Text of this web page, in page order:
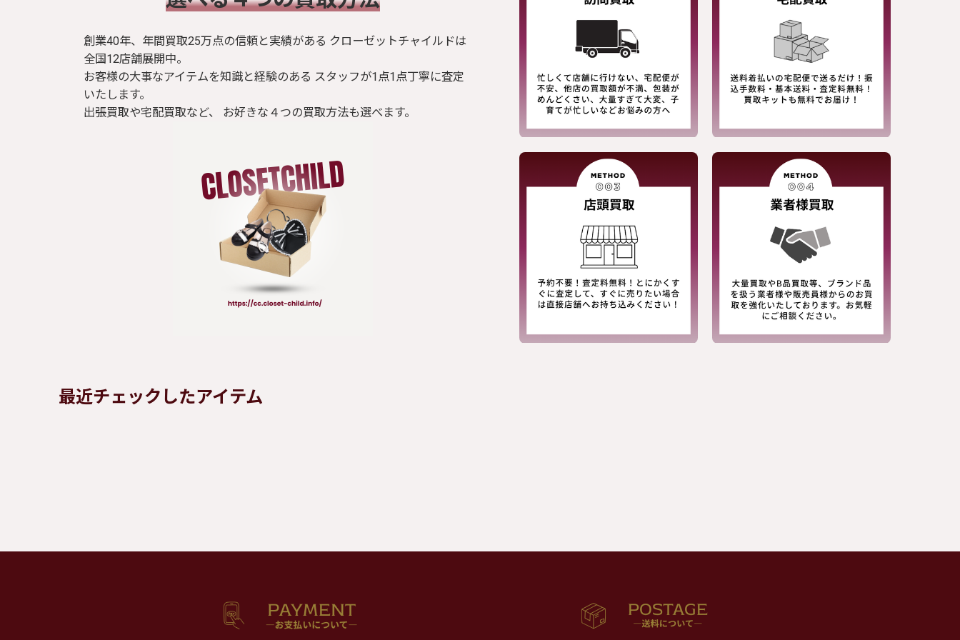
創業40年、年間買取25万点の信頼と実績がある クローゼットチャイルドは
全国12店舗展開中。
お客様の大事なアイテムを知識と経験のある スタッフが1点1点丁寧に査定
いたします。
出張買取や宅配買取など、 お好きな４つの買取方法も選べます。
最近チェックしたアイテム